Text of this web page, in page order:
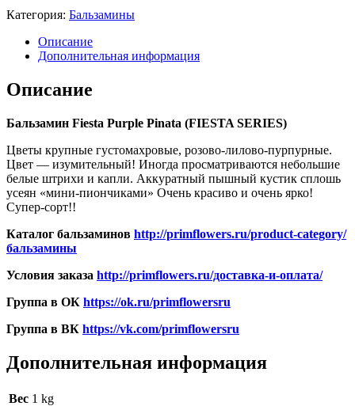
Категория: Бальзамины
Описание
Дополнительная информация
Описание
Бальзамин Fiesta Purple Pinata (FIESTA SERIES)
Цветы крупные густомахровые, розово-лилово-пурпурные.
Цвет — изумительный! Иногда просматриваются небольшие
белые штрихи и капли. Аккуратный пышный кустик сплошь
усеян «мини-пиончиками» Очень красиво и очень ярко!
Супер-сорт!!
Каталог бальзаминов http://primflowers.ru/product-category/
бальзамины
Условия заказа http://primflowers.ru/доставка-и-оплата/
Группа в ОК https://ok.ru/primflowersru
Группа в ВК https://vk.com/primflowersru
Дополнительная информация
Вес 1 kg